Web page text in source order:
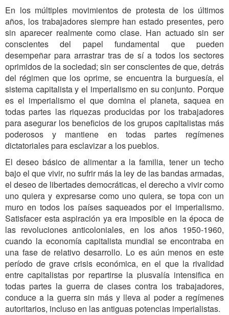
En los múltiples movimientos de protesta de los últimos
años, los trabajadores siempre han estado presentes, pero
sin aparecer realmente como clase. Han actuado sin ser
conscientes del papel fundamental que pueden
desempeñar para arrastrar tras de sí a todos los sectores
oprimidos de la sociedad; sin ser conscientes de que, detrás
del régimen que los oprime, se encuentra la burguesía, el
sistema capitalista y el imperialismo en su conjunto. Porque
es el imperialismo el que domina el planeta, saquea en
todas partes las riquezas producidas por los trabajadores
para asegurar los beneficios de los grupos capitalistas más
poderosos y mantiene en todas partes regímenes
dictatoriales para esclavizar a los pueblos.
El deseo básico de alimentar a la familia, tener un techo
bajo el que vivir, no sufrir más la ley de las bandas armadas,
el deseo de libertades democráticas, el derecho a vivir como
uno quiera y expresarse como uno quiera, se topa con un
muro en todos los países saqueados por el imperialismo.
Satisfacer esta aspiración ya era imposible en la época de
las revoluciones anticoloniales, en los años 1950-1960,
cuando la economía capitalista mundial se encontraba en
una fase de relativo desarrollo. Lo es aún menos en este
período de grave crisis económica, en el que la rivalidad
entre capitalistas por repartirse la plusvalía intensifica en
todas partes la guerra de clases contra los trabajadores,
conduce a la guerra sin más y lleva al poder a regímenes
autoritarios, incluso en las antiguas potencias imperialistas.